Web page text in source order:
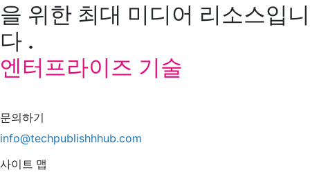
을 위한 최대 미디어 리소스입니
다 .
엔터프라이즈 기술
문의하기
info@techpublishhhub.com
사이트 맵